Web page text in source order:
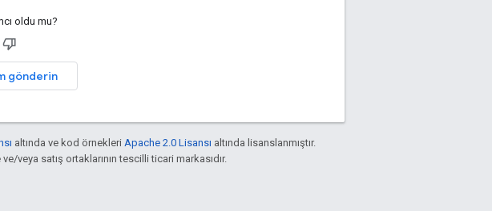
oldu mu?
gönderin
altında ve kod örnekleri Apache 2.0 Lisansı altında lisanslanmıştır.
veya satış ortaklarının tescilli ticari markasıdır.